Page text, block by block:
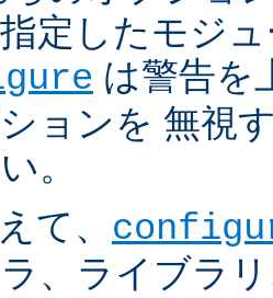
定したモジ
は警告を
ョンを 無視
。
て、
、ライブラ